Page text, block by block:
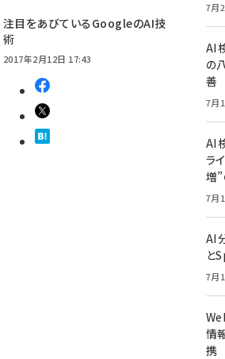
注目をあびているGoogleのAI技
術
2017年2月12日 17:43
7月
AI
の
善
7月
AI
ラ
増
7月
AI
と
7月
情
携